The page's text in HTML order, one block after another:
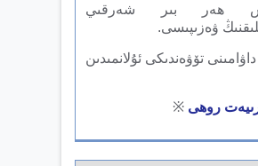
ھەر بىر شەرقىي
ۋەزىپىسى.
تۆۋەندىكى ئۇلانمىدىن
روھى ※